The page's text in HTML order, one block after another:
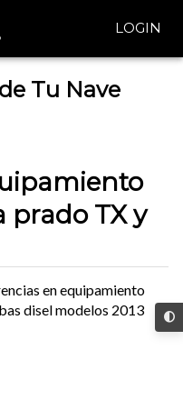
LOGIN
Tu Nave
prado TX y
en equipamiento
disel modelos 2013